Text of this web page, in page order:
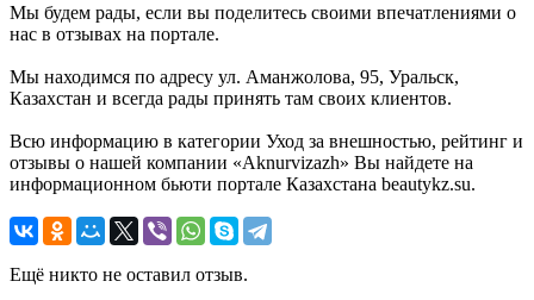
Мы будем рады, если вы поделитесь своими впечатлениями о
нас в отзывах на портале.
Мы находимся по адресу ул. Аманжолова, 95, Уральск,
Казахстан и всегда рады принять там своих клиентов.
Всю информацию в категории Уход за внешностью, рейтинг и
отзывы о нашей компании «Aknurvizazh» Вы найдете на
информационном бьюти портале Казахстана beautykz.su.
Ещё никто не оставил отзыв.